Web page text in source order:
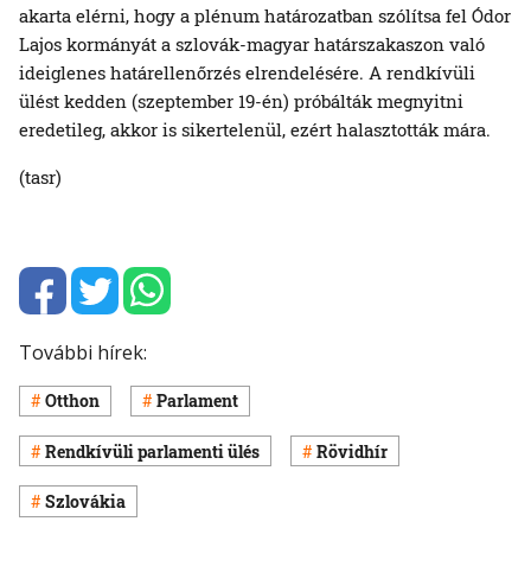
akarta elérni, hogy a plénum határozatban szólítsa fel Ódor
Lajos kormányát a szlovák-magyar határszakaszon való
ideiglenes határellenőrzés elrendelésére. A rendkívüli
ülést kedden (szeptember 19-én) próbálták megnyitni
eredetileg, akkor is sikertelenül, ezért halasztották mára.
(tasr)
További hírek:
Otthon Parlament
Rendkívüli parlamenti ülés Rövidhír
Szlovákia